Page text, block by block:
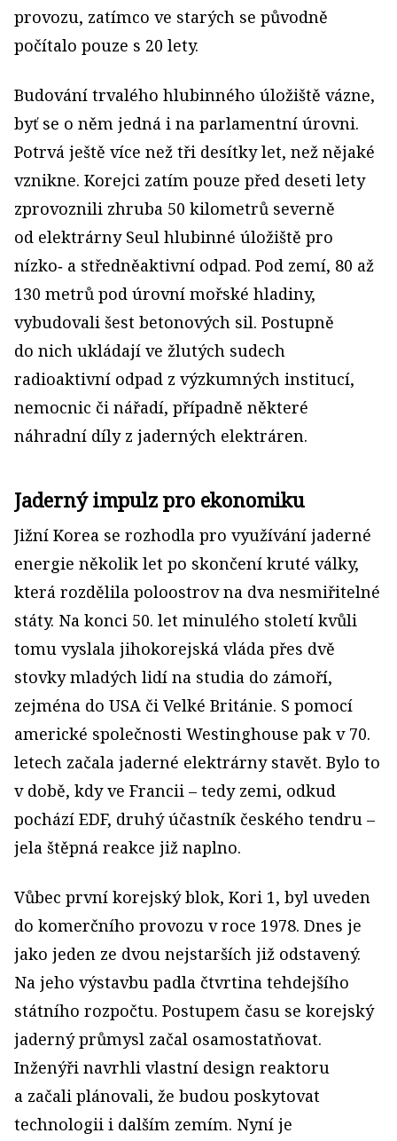
provozu, zatímco ve starých se původně
počítalo pouze s 20 lety.
Budování trvalého hlubinného úložiště vázne,
byť se o něm jedná i na parlamentní úrovni.
Potrvá ještě více než tři desítky let, než nějaké
vznikne. Korejci zatím pouze před deseti lety
zprovoznili zhruba 50 kilometrů severně
od elektrárny Seul hlubinné úložiště pro
nízko‑ a středněaktivní odpad. Pod zemí, 80 až
130 metrů pod úrovní mořské hladiny,
vybudovali šest betonových sil. Postupně
do nich ukládají ve žlutých sudech
radioaktivní odpad z výzkumných institucí,
nemocnic či nářadí, případně některé
náhradní díly z jaderných elektráren.
Jaderný impulz pro ekonomiku
Jižní Korea se rozhodla pro využívání jaderné
energie několik let po skončení kruté války,
která rozdělila poloostrov na dva nesmiřitelné
státy. Na konci 50. let minulého století kvůli
tomu vyslala jihokorejská vláda přes dvě
stovky mladých lidí na studia do zámoří,
zejména do USA či Velké Británie. S pomocí
americké společnosti Westinghouse pak v 70.
letech začala jaderné elektrárny stavět. Bylo to
v době, kdy ve Francii – tedy zemi, odkud
pochází EDF, druhý účastník českého tendru –
jela štěpná reakce již naplno.
Vůbec první korejský blok, Kori 1, byl uveden
do komerčního provozu v roce 1978. Dnes je
jako jeden ze dvou nejstarších již odstavený.
Na jeho výstavbu padla čtvrtina tehdejšího
státního rozpočtu. Postupem času se korejský
jaderný průmysl začal osamostatňovat.
Inženýři navrhli vlastní design reaktoru
a začali plánovali, že budou poskytovat
technologii i dalším zemím. Nyní je